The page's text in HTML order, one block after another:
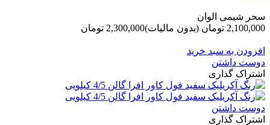
سحر شیمی الوان
2,100,000 تومان
(بدون مالیات)2,300,000 تومان
افزودن به سبد خرید
دوست داشتن
اشتراک گذاری
دوست داشتن
اشتراک گذاری